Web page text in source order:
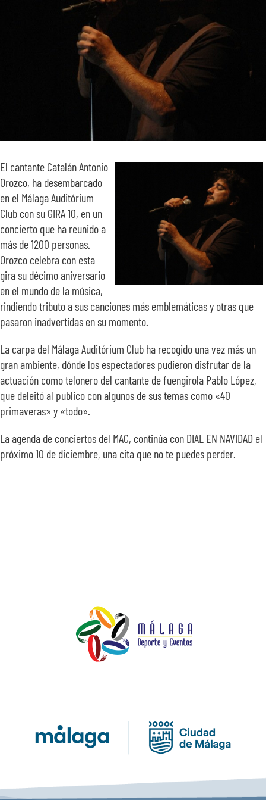
SOBRE NOSOTROS
TRANSPARENCIA
El cantante Catalán Antonio
Orozco, ha desembarcado
en el Málaga Auditórium
Club con su GIRA 10, en un
concierto que ha reunido a
más de 1200 personas.
Orozco celebra con esta
gira su décimo aniversario
en el mundo de la música,
rindiendo tributo a sus canciones más emblemáticas y otras que
pasaron inadvertidas en su momento.
La carpa del Málaga Auditórium Club ha recogido una vez más un
gran ambiente, dónde los espectadores pudieron disfrutar de la
actuación como telonero del cantante de fuengirola Pablo López,
que deleitó al publico con algunos de sus temas como «40
primaveras» y «todo».
La agenda de conciertos del MAC, continúa con DIAL EN NAVIDAD el
próximo 10 de diciembre, una cita que no te puedes perder.